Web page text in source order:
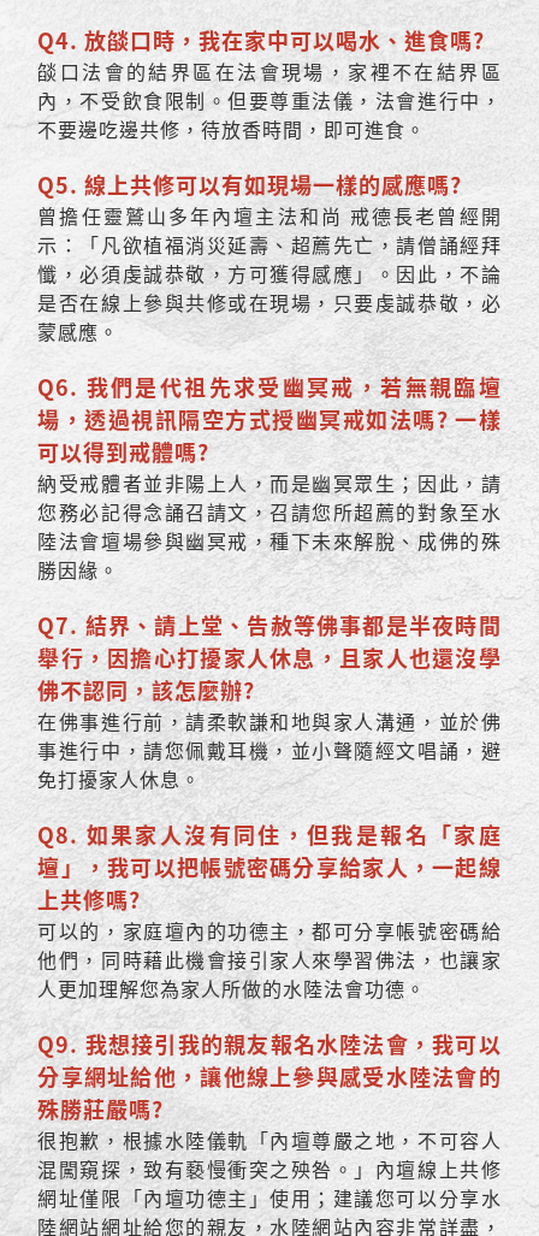
Q4. 放燄口時，我在家中可以喝水、進食嗎?
燄口法會的結界區在法會現場，家裡不在結界區
內，不受飲食限制。但要尊重法儀，法會進行中，
不要邊吃邊共修，待放香時間，即可進食。
Q5. 線上共修可以有如現場一樣的感應嗎?
曾擔任靈鷲山多年內壇主法和尚 戒德長老曾經開
示：「凡欲植福消災延壽、超薦先亡，請僧誦經拜
懺，必須虔誠恭敬，方可獲得感應」。因此，不論
是否在線上參與共修或在現場，只要虔誠恭敬，必
蒙感應。
Q6. 我們是代祖先求受幽冥戒，若無親臨壇
場，透過視訊隔空方式授幽冥戒如法嗎? 一樣
可以得到戒體嗎?
納受戒體者並非陽上人，而是幽冥眾生；因此，請
您務必記得念誦召請文，召請您所超薦的對象至水
陸法會壇場參與幽冥戒，種下未來解脫、成佛的殊
勝因緣。
Q7. 結界、請上堂、告赦等佛事都是半夜時間
舉行，因擔心打擾家人休息，且家人也還沒學
佛不認同，該怎麼辦?
在佛事進行前，請柔軟謙和地與家人溝通，並於佛
事進行中，請您佩戴耳機，並小聲隨經文唱誦，避
免打擾家人休息。
Q8. 如果家人沒有同住，但我是報名「家庭
壇」，我可以把帳號密碼分享給家人，一起線
上共修嗎?
可以的，家庭壇內的功德主，都可分享帳號密碼給
他們，同時藉此機會接引家人來學習佛法，也讓家
人更加理解您為家人所做的水陸法會功德。
Q9. 我想接引我的親友報名水陸法會，我可以
分享網址給他，讓他線上參與感受水陸法會的
殊勝莊嚴嗎?
很抱歉，根據水陸儀軌「內壇尊嚴之地，不可容人
混闖窺探，致有褻慢衝突之殃咎。」內壇線上共修
網址僅限「內壇功德主」使用；建議您可以分享水
陸網站網址給您的親友，水陸網站內容非常詳盡，